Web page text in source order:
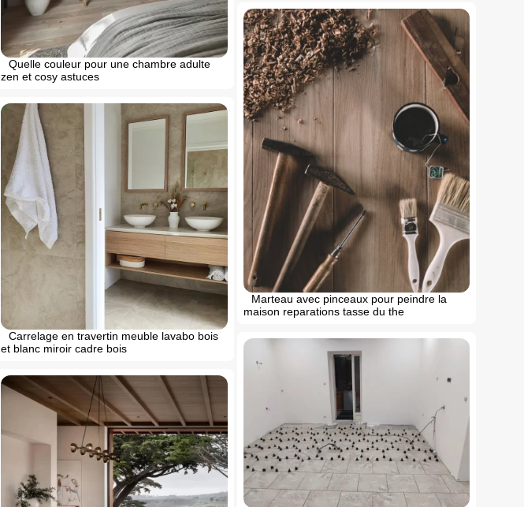
Quelle couleur pour une chambre adulte
zen et cosy astuces
Marteau avec pinceaux pour peindre la
maison reparations tasse du the
Carrelage en travertin meuble lavabo bois
et blanc miroir cadre bois